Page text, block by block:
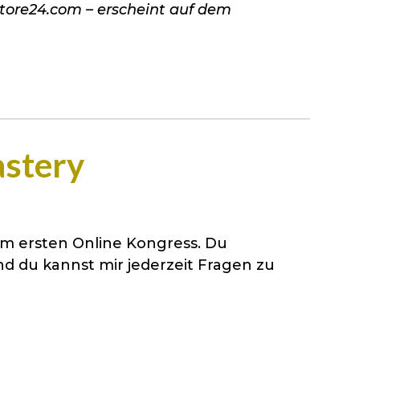
– erscheint auf dem
ersten Online Kongress. Du
du kannst mir jederzeit Fragen zu